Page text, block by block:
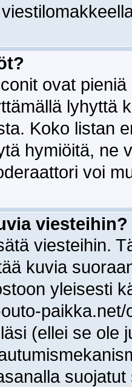
ovat
lyhyttä
Koko listan
hymiöitä, ne
voi
viesteihin?
viesteihin.
kuvia
yleisesti
(ellei se ole